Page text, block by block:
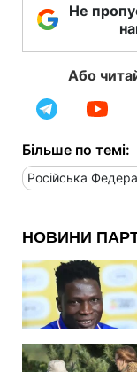
Не
Або
Більше по темі:
Російська